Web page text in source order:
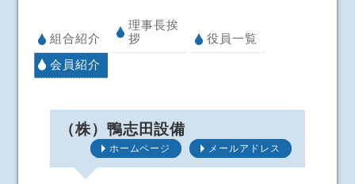
組合紹介
理事長挨
拶
役員一覧
会員紹介
（株）鴨志田設備
ホームページ メールアドレス